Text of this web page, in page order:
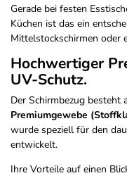
Gerade bei festen
Küchen ist das ein
Mittelstockschirmen oder
Hochwertiger
UV-Schutz.
Der Schirmbezug besteht
Premiumgewebe
wurde speziell für den
entwickelt.
Ihre Vorteile auf einen